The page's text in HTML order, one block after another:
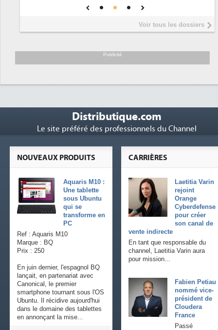
Interview de Fabrice Coquio,
président de Digital Realty...
soutient les...
Voir tous les dossiers
Publicité
Distributique.com
Le site préféré des professionnels du Channel
CARRIÈRES
Laetitia Varin
rejoint
Orange
Cyberdefense
pour créer
son canal de
vente indirecte
En tant que responsable du
channel, Laetitia Varin aura
pour mission...
Fabien Petiau
nommé vice-
président de
Cloudera
France
Passé
NOUVEAUX PRODUITS
Aquaris M10 :
Une tablette
sous Ubuntu
qui se
transforme en
PC
Ref : Aquaris M10
Marque : BQ
Prix : 250
En juin dernier, l'espagnol BQ
lançait, en partenariat avec
Canonical, le premier
smartphone tournant sous l'OS
Ubuntu. Il récidive aujourd'hui
dans le domaine des tablettes
en annonçant la mise...